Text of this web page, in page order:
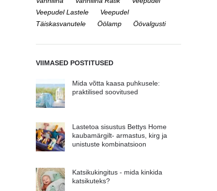
Veepudel Lastele
Veepudel
Täiskasvanutele
Öölamp Öövalgusti
VIIMASED POSTITUSED
Mida võtta kaasa puhkusele:
praktilised soovitused
Lastetoa sisustus Bettys Home
kaubamärgilt- armastus, kirg ja
unistuste kombinatsioon
Katsikukingitus - mida kinkida
katsikuteks?